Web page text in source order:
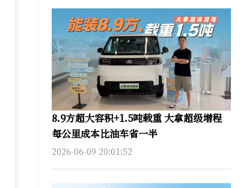
8.9方超大容积+1.5吨载重 大拿超级增程
每公里成本比油车省一半
2026-06-09 20:01:52